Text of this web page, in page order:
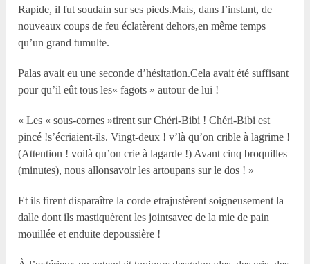
Rapide, il fut soudain sur ses pieds.Mais, dans l’instant, de
nouveaux coups de feu éclatèrent dehors,en même temps
qu’un grand tumulte.
Palas avait eu une seconde d’hésitation.Cela avait été suffisant
pour qu’il eût tous les« fagots » autour de lui !
« Les « sous-cornes »tirent sur Chéri-Bibi ! Chéri-Bibi est
pincé !s’écriaient-ils. Vingt-deux ! v’là qu’on crible à lagrime !
(Attention ! voilà qu’on crie à lagarde !) Avant cinq broquilles
(minutes), nous allonsavoir les artoupans sur le dos ! »
Et ils firent disparaître la corde etrajustèrent soigneusement la
dalle dont ils mastiquèrent les jointsavec de la mie de pain
mouillée et enduite depoussière !